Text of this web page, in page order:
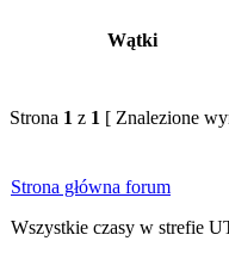
Wątki
Strona 1 z 1 [ Znalezione
Strona główna forum
Wszystkie czasy w strefie